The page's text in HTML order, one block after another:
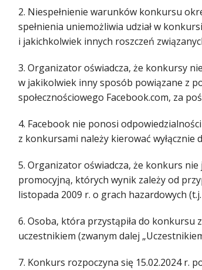
2. Niespełnienie warunków konkursu
spełnienia uniemożliwia udział w
i jakichkolwiek innych roszczeń
3. Organizator oświadcza, że konkursy
w jakikolwiek inny sposób powiązane z
społecznościowego Facebook.com, za
4. Facebook nie ponosi
z konkursami należy kierować
5. Organizator oświadcza, że konkurs
promocyjną, których wynik zależy od
listopada 2009 r. o grach hazardowych
6. Osoba, która przystąpiła do
uczestnikiem (zwanym dalej
7. Konkurs rozpoczyna się 15.02.2024